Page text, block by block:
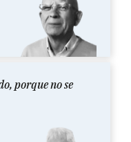
porque no se